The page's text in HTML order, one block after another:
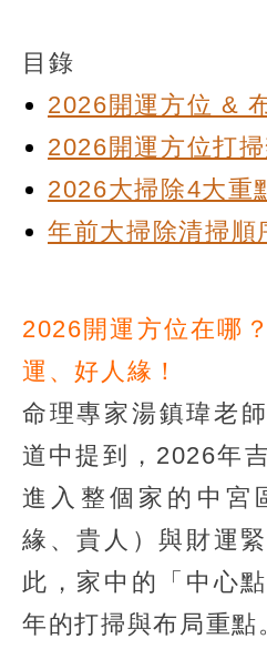
目錄
2026開運方位 &
2026開運方位打
2026大掃除4大重
年前大掃除清掃順
2026開運方位在哪
運、好人緣！
命理專家湯鎮瑋老
道中提到，2026年
進入整個家的中宮
緣、貴人）與財運
此，家中的「中心
年的打掃與布局重點